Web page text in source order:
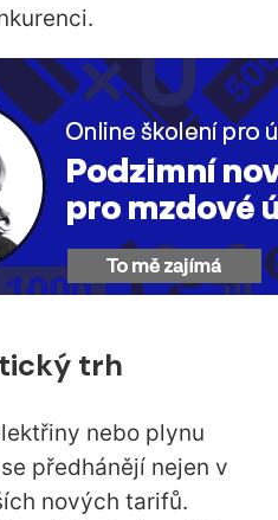
trh
nebo plynu
předhánějí nejen v
nových tarifů.